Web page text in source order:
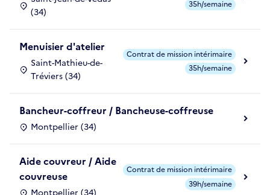
(34)
35h/semaine
Menuisier d'atelier
Saint-Mathieu-de-
Tréviers (34)
Contrat de mission intérimaire
35h/semaine
Bancheur-coffreur / Bancheuse-coffreuse
Montpellier (34)
Aide couvreur / Aide
couvreuse
Contrat de mission intérimaire
39h/semaine